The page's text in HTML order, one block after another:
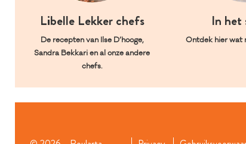
Libelle Lekker chefs
De recepten van Ilse D’hooge,
Sandra Bekkari en al onze andere
chefs.
In het
Ontdek hier wat